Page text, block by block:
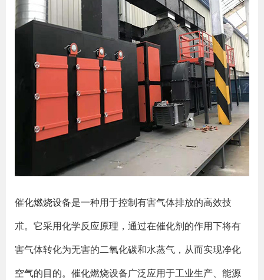
催化燃烧设备是一种用于控制有害气体排放的高效技
朮。它采用化学反应原理，通过在催化剂的作用下将有
害气体转化为无害的二氧化碳和水蒸气，从而实现净化
空气的目的。催化燃烧设备广泛应用于工业生产、能源